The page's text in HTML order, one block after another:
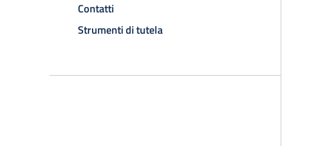
Contatti
Strumenti di tutela